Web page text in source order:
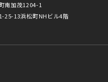
南加茂1204-1
25-13浜松町NHビル4階